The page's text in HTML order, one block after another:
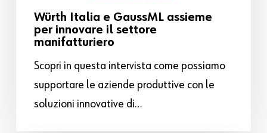
Würth Italia e GaussML assieme
per innovare il settore
manifatturiero
Scopri in questa intervista come possiamo
supportare le aziende produttive con le
soluzioni innovative di…